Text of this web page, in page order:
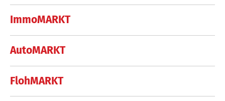
ImmoMARKT
AutoMARKT
FlohMARKT